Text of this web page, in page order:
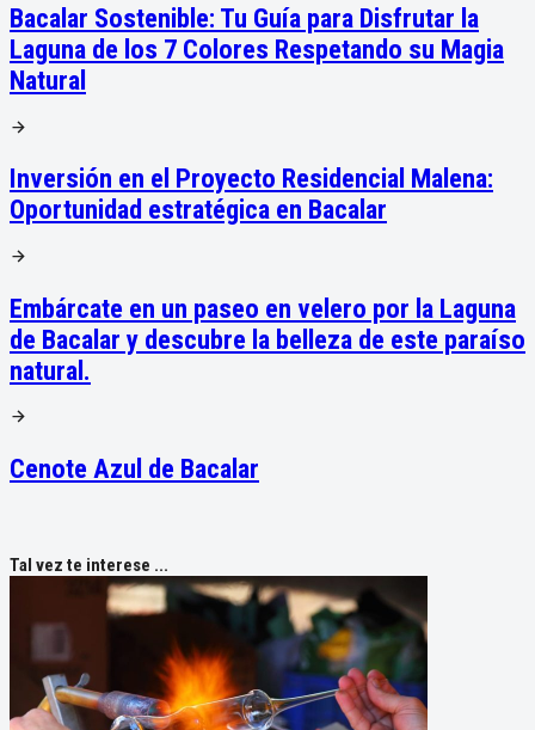
Bacalar Sostenible: Tu Guía para Disfrutar la
Laguna de los 7 Colores Respetando su Magia
Natural
Inversión en el Proyecto Residencial Malena:
Oportunidad estratégica en Bacalar
Embárcate en un paseo en velero por la Laguna
de Bacalar y descubre la belleza de este paraíso
natural.
Cenote Azul de Bacalar
Tal vez te interese ...